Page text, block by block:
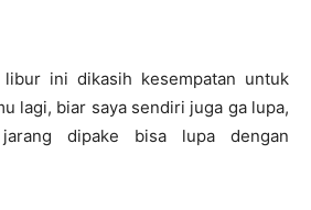
ini dikasih kesempatan untuk
lagi, biar saya sendiri juga ga lupa,
dipake bisa lupa dengan